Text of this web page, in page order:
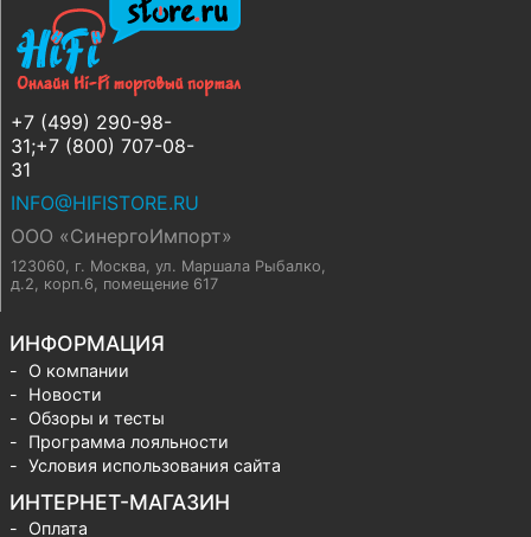
+7 (499) 290-98-
31;+7 (800) 707-08-
31
INFO@HIFISTORE.RU
ООО «СинергоИмпорт»
123060, г. Москва, ул. Маршала Рыбалко,
д.2, корп.6, помещение 617
ИНФОРМАЦИЯ
О компании
Новости
Обзоры и тесты
Программа лояльности
Условия использования сайта
ИНТЕРНЕТ-МАГАЗИН
Оплата